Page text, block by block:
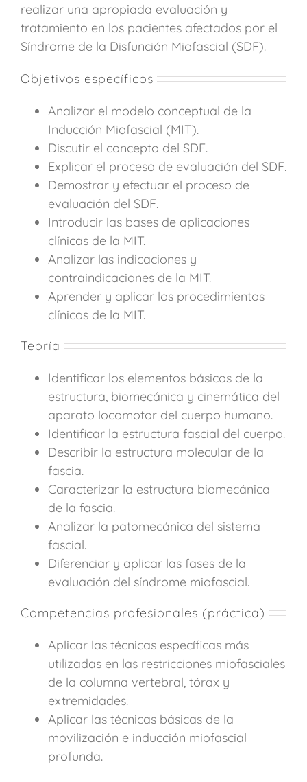
realizar una apropiada evaluación y
tratamiento en los pacientes afectados por el
Síndrome de la Disfunción Miofascial (SDF).
Objetivos específicos
Analizar el modelo conceptual de la
Inducción Miofascial (MIT).
Discutir el concepto del SDF.
Explicar el proceso de evaluación del SDF.
Demostrar y efectuar el proceso de
evaluación del SDF.
Introducir las bases de aplicaciones
clínicas de la MIT.
Analizar las indicaciones y
contraindicaciones de la MIT.
Aprender y aplicar los procedimientos
clínicos de la MIT.
Teoría
Identificar los elementos básicos de la
estructura, biomecánica y cinemática del
aparato locomotor del cuerpo humano.
Identificar la estructura fascial del cuerpo.
Describir la estructura molecular de la
fascia.
Caracterizar la estructura biomecánica
de la fascia.
Analizar la patomecánica del sistema
fascial.
Diferenciar y aplicar las fases de la
evaluación del síndrome miofascial.
Competencias profesionales (práctica)
Aplicar las técnicas específicas más
utilizadas en las restricciones miofasciales
de la columna vertebral, tórax y
extremidades.
Aplicar las técnicas básicas de la
movilización e inducción miofascial
profunda.